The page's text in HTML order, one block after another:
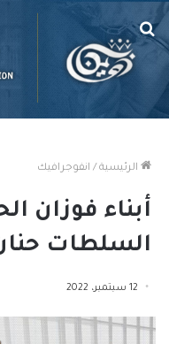
بحث
عن
الرئيسية / انفوجرافيك
أبناء فوزان
السلطات حنان
12 سبتمبر، 2022